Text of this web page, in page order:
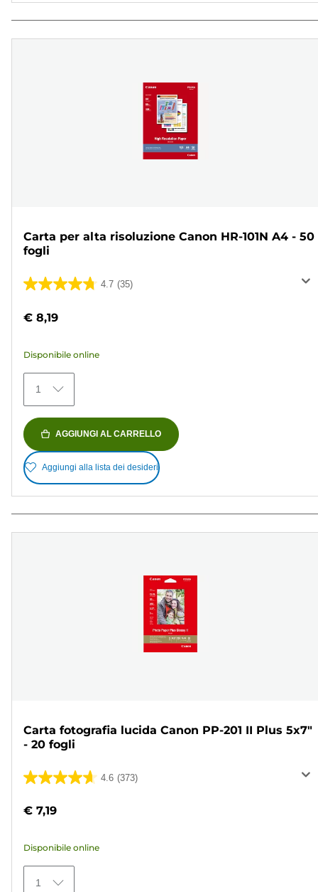
Carta per alta risoluzione Canon HR-101N A4 - 50
fogli
4.7 (35)
4.7
5
35
recensioni
€ 8,19
Disponibile online
1
AGGIUNGI AL CARRELLO
Aggiungi alla lista dei desideri
Carta fotografia lucida Canon PP-201 II Plus 5x7"
- 20 fogli
4.6 (373)
4.6
5
373
recensioni
€ 7,19
Disponibile online
1